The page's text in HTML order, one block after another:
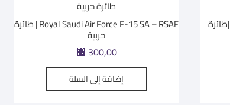
Royal Saudi Air Force F-35A RSAF |طائرة Royal Saudi Air Force F-15 SA – RSAF | طائرة
حربية
⃁ 300,00
إضافة إلى السلة